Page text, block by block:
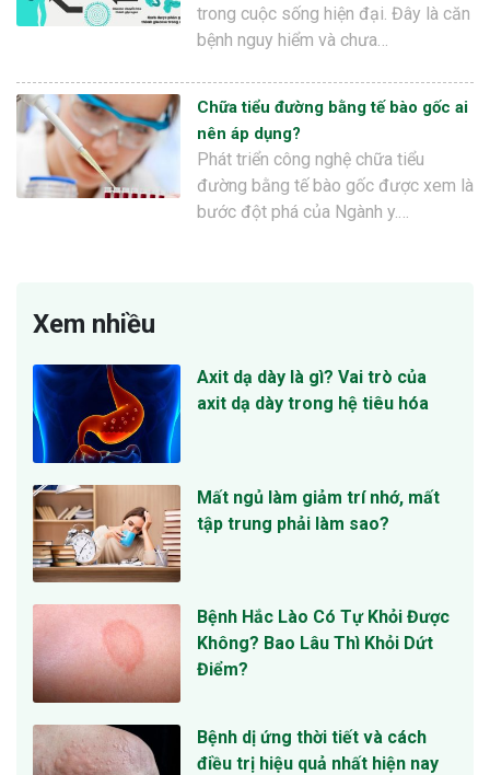
trong cuộc sống hiện đại. Đây là căn
bệnh nguy hiểm và chưa…
Chữa tiểu đường bằng tế bào gốc ai
nên áp dụng?
Phát triển công nghệ chữa tiểu
đường bằng tế bào gốc được xem là
bước đột phá của Ngành y.…
Xem nhiều
Axit dạ dày là gì? Vai trò của
axit dạ dày trong hệ tiêu hóa
Mất ngủ làm giảm trí nhớ, mất
tập trung phải làm sao?
Bệnh Hắc Lào Có Tự Khỏi Được
Không? Bao Lâu Thì Khỏi Dứt
Điểm?
Bệnh dị ứng thời tiết và cách
điều trị hiệu quả nhất hiện nay